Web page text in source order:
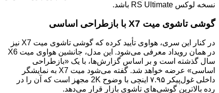
نسخه لوکس RS Ultimate باشد.
گوشی تاشوی میت X7 با بازطراحی اساسی
در کنار این سری، هواوی تأیید کرده که گوشی تاشوی میت X7 نیز
در همان رویداد معرفی می‌شود. این مدل، جانشین هواوی میت X6
سال گذشته است و بر اساس گزارش‌ها، با یک «بازطراحی
اساسی» عرضه خواهد شد. گفته می‌شود میت X7 به نمایشگر
داخلی غول‌پیکر ۷.۹۵ اینچی با وضوح 2K مجهز است که آن را در
رده بالاترین گوشی‌های تاشوی بازار قرار می‌دهد.